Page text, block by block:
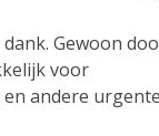
Gewoon
voor
andere urgente